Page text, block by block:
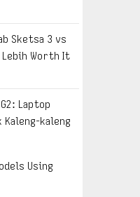
Sketsa 3 vs
Lebih Worth It
Laptop
Kaleng-kaleng
Using